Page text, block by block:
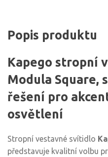
Popis produktu
Kapego stropní
Modula Square,
řešení pro
osvětlení
Stropní vestavné svítidlo
představuje kvalitní volbu